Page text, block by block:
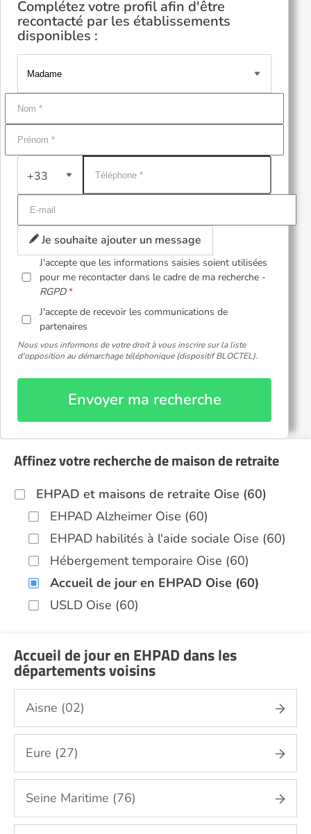
Complétez votre profil afin d'être
recontacté par les établissements
disponibles :
+33
Je souhaite ajouter un message
J'accepte que les informations saisies soient utilisées
pour me recontacter dans le cadre de ma recherche -
RGPD
J'accepte de recevoir les communications de
partenaires
Nous vous informons de votre droit à vous inscrire sur la liste
d'opposition au démarchage téléphonique (dispositif BLOCTEL).
Envoyer ma recherche
Affinez votre recherche de maison de retraite
EHPAD et maisons de retraite Oise (60)
EHPAD Alzheimer Oise (60)
EHPAD habilités à l'aide sociale Oise (60)
Hébergement temporaire Oise (60)
Accueil de jour en EHPAD Oise (60)
USLD Oise (60)
Accueil de jour en EHPAD dans les
départements voisins
Aisne (02)
Eure (27)
Seine Maritime (76)